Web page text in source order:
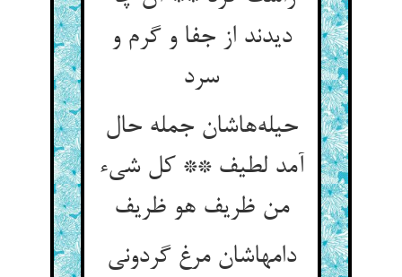
دیدند از جفا و گرم و
سرد
حیله‌‌هاشان جمله حال
آمد لطیف ** کل شی‌‌ء
من ظریف هو ظریف‌‌
دامهاشان مرغ گردونی